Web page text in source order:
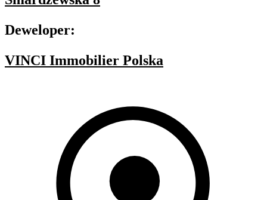
Deweloper:
VINCI Immobilier Polska